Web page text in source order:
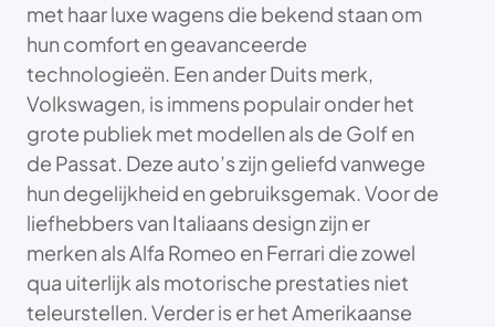
met haar luxe wagens die bekend staan om
hun comfort en geavanceerde
technologieën. Een ander Duits merk,
Volkswagen, is immens populair onder het
grote publiek met modellen als de Golf en
de Passat. Deze auto’s zijn geliefd vanwege
hun degelijkheid en gebruiksgemak. Voor de
liefhebbers van Italiaans design zijn er
merken als Alfa Romeo en Ferrari die zowel
qua uiterlijk als motorische prestaties niet
teleurstellen. Verder is er het Amerikaanse